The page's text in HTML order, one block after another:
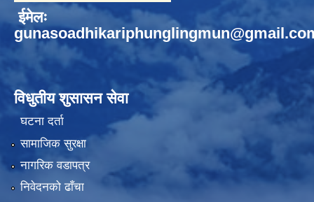
ईमेलः
विधुतीय शुसासन सेवा
घटना दर्ता
सामाजिक सुरक्षा
नागरिक वडापत्र
निवेदनको ढाँचा